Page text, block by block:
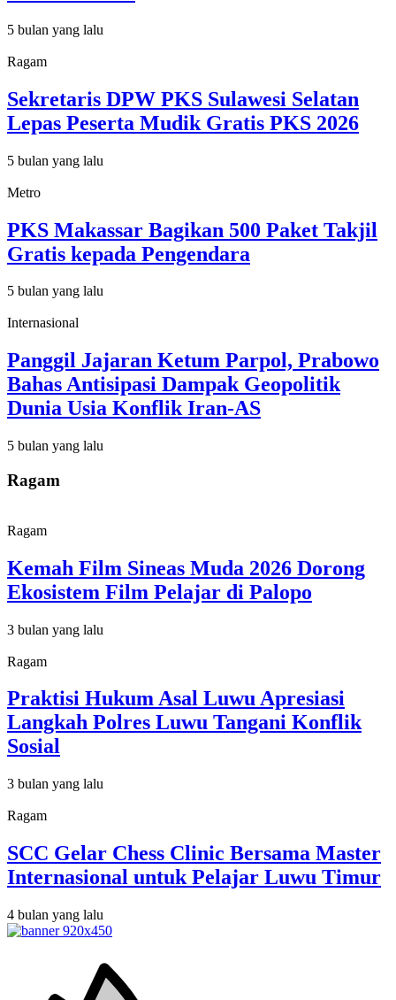
5 bulan yang lalu
Ragam
Sekretaris DPW PKS Sulawesi Selatan
Lepas Peserta Mudik Gratis PKS 2026
5 bulan yang lalu
Metro
PKS Makassar Bagikan 500 Paket Takjil
Gratis kepada Pengendara
5 bulan yang lalu
Internasional
Panggil Jajaran Ketum Parpol, Prabowo
Bahas Antisipasi Dampak Geopolitik
Dunia Usia Konflik Iran-AS
5 bulan yang lalu
Ragam
Ragam
Kemah Film Sineas Muda 2026 Dorong
Ekosistem Film Pelajar di Palopo
3 bulan yang lalu
Ragam
Praktisi Hukum Asal Luwu Apresiasi
Langkah Polres Luwu Tangani Konflik
Sosial
3 bulan yang lalu
Ragam
SCC Gelar Chess Clinic Bersama Master
Internasional untuk Pelajar Luwu Timur
4 bulan yang lalu